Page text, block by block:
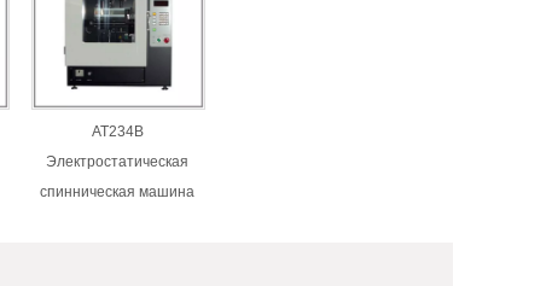
AT234B
Электростатическая
спинническая машина